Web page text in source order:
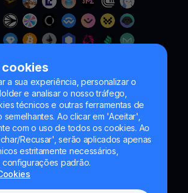
cookies
a sua experiência, personalizar o
e analisar o nosso tráfego,
técnicos e outras ferramentas de
semelhantes. Ao clicar em 'Aceitar',
com o uso de todos os cookies. Ao
Recusar', serão aplicados apenas
estritamente necessários,
padrão.